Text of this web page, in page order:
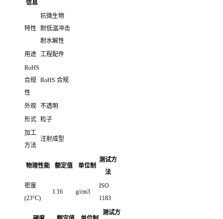
信息
特性
抗微生物
耐低温冲击
耐水解性
用途
工程配件
RoHS
合规
性
RoHS 合规
外观 不透明
形式 粒子
加工
方法
注射成型
物理性能 额定值 单位制
测试方
法
密度
(23°C)
1.16 g/cm3
ISO
1183
测试方